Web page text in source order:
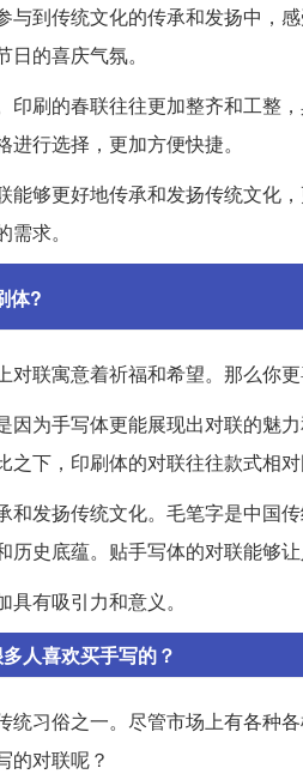
到传统文化的传承和发扬中，
的喜庆气氛。
刷的春联往往更加整齐和工整
行选择，更加方便快捷。
能够更好地传承和发扬传统文化
求。
体?
联寓意着祈福和希望。那么你
为手写体更能展现出对联的魅
下，印刷体的对联往往款式相对
和发扬传统文化。毛笔字是中国
史底蕴。贴手写体的对联能够
有吸引力和意义。
人喜欢买手写的？
统习俗之一。尽管市场上有各种
的对联呢？